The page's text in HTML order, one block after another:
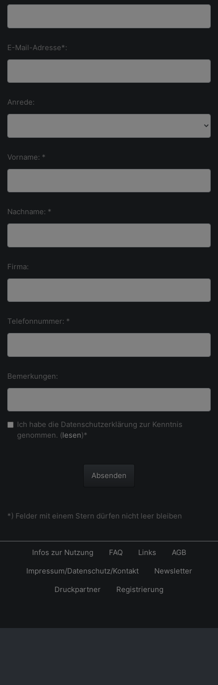
E-Mail-Adresse*:
Anrede:
Vorname: *
Nachname: *
Firma:
Telefonnummer: *
Bemerkungen:
Ich habe die Datenschutzerklärung zur Kenntnis
genommen. (lesen)*
Absenden
*) Felder mit einem Stern dürfen nicht leer bleiben
Infos zur Nutzung FAQ Links
AGB
Impressum/Datenschutz/Kontakt
Newsletter
Druckpartner
Registrierung